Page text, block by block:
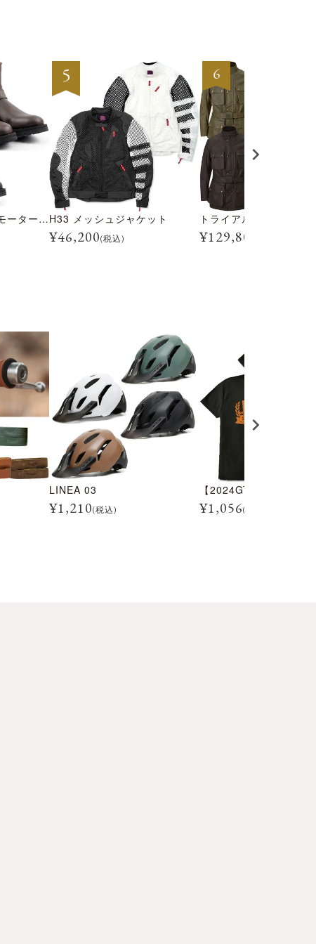
トライアルマスター モーターサイクル ブーツH33 メッシュジャケット
¥46,200(税込) ¥129,800
LINEA 03
¥1,210(税込) ¥1,056(税込)